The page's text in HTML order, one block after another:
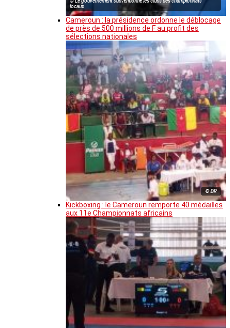
locaux
Cameroun : la présidence ordonne le déblocage
de près de 500 millions de F au profit des
sélections nationales
© DR
Kickboxing : le Cameroun remporte 40 médailles
aux 11e Championnats africains